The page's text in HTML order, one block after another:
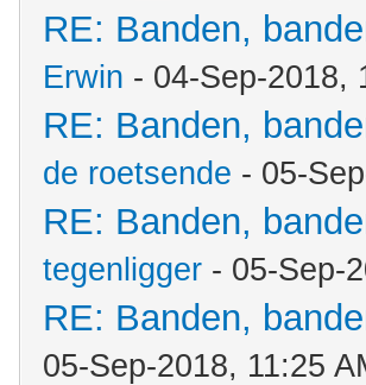
RE: Banden,
Erwin - 04-Sep-2018,
RE: Banden,
de roetsende - 05-
RE: Banden,
tegenligger - 05-Sep-
RE: Banden,
05-Sep-2018, 11:25